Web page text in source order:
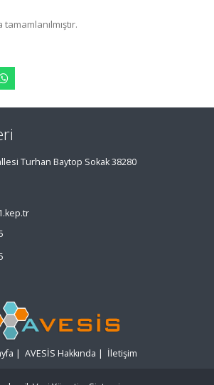
tamamlanılmıştır.
Turhan Baytop Sokak 38280
| AVESİS Hakkında | İletişim